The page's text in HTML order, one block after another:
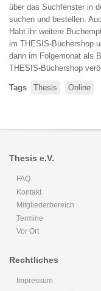
über das Suchfenster in
suchen und bestellen.
Habt ihr weitere
im THESIS-Büchershop
dann im Folgemonat als
THESIS-Büchershop
Tags Thesis Online
Thesis e.V.
FAQ
Kontakt
Mitgliederbereich
Termine
Vor Ort
Rechtliches
Impressum